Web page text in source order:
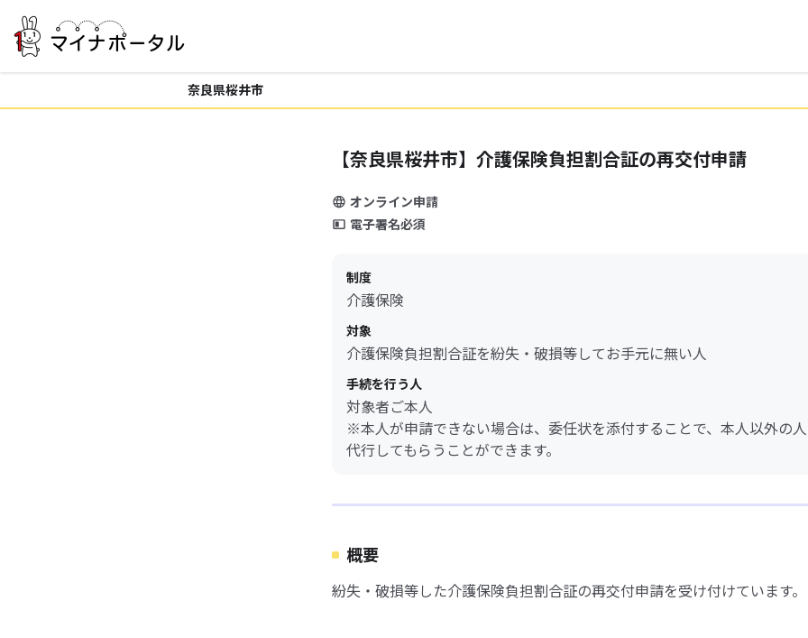
奈良県桜井市
【奈良県桜井市】介護保険負担割合証の再交付申請
オンライン申請
電子署名必須
制度
介護保険
対象
介護保険負担割合証を紛失・破損等してお手元に無い人
手続を行う人
対象者ご本人
※本人が申請できない場合は、委任状を添付することで、本人以外の
代行してもらうことができます。
概要
紛失・破損等した介護保険負担割合証の再交付申請を受け付けています。